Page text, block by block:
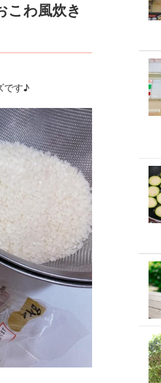
こわ風炊き
です♪